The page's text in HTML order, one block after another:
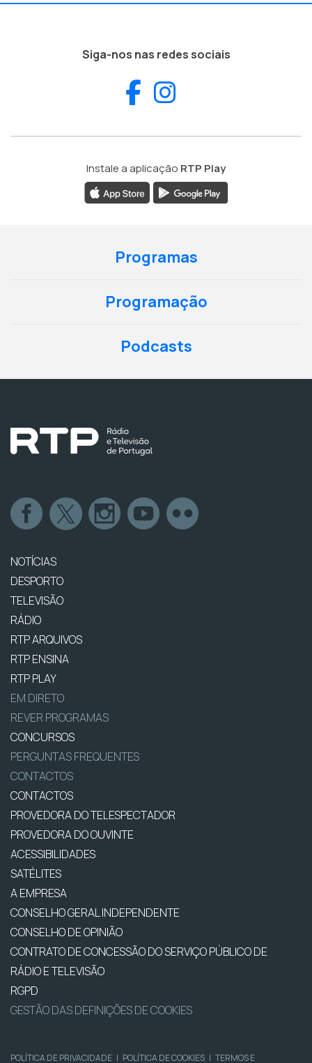
Siga-nos nas redes sociais
Facebook
Instale a aplicação RTP Play
Programas
Programação
Podcasts
NOTÍCIAS
DESPORTO
TELEVISÃO
RÁDIO
RTP ARQUIVOS
RTP ENSINA
RTP PLAY
EM DIRETO
REVER PROGRAMAS
CONCURSOS
PERGUNTAS FREQUENTES
CONTACTOS
CONTACTOS
PROVEDORA DO TELESPECTADOR
PROVEDORA DO OUVINTE
ACESSIBILIDADES
SATÉLITES
A EMPRESA
CONSELHO GERAL INDEPENDENTE
CONSELHO DE OPINIÃO
CONTRATO DE CONCESSÃO DO SERVIÇO PÚBLICO DE
RÁDIO E TELEVISÃO
RGPD
GESTÃO DAS DEFINIÇÕES DE COOKIES
POLÍTICA DE PRIVACIDADE | POLÍTICA DE COOKIES | TERMOS E